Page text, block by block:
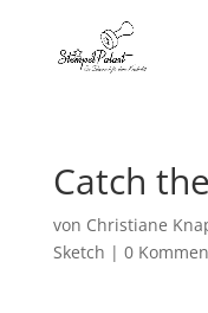
Catch
von Christiane
Sketch | 0